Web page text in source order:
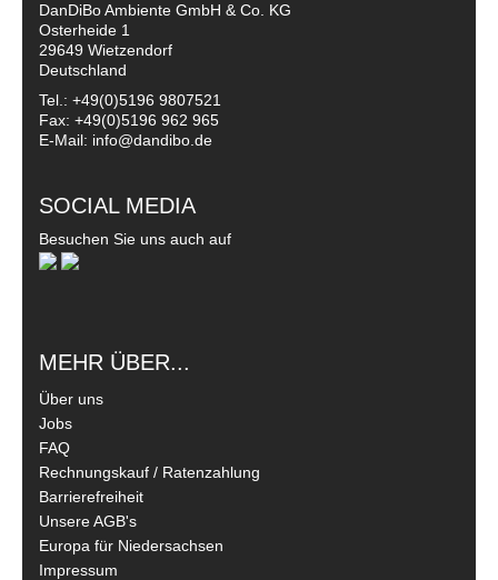
DanDiBo Ambiente GmbH & Co. KG
Osterheide 1
29649 Wietzendorf
Deutschland
Tel.: +49(0)5196 9807521
Fax: +49(0)5196 962 965
E-Mail: info@dandibo.de
SOCIAL MEDIA
Besuchen Sie uns auch auf
MEHR ÜBER...
Über uns
Jobs
FAQ
Rechnungskauf / Ratenzahlung
Barrierefreiheit
Unsere AGB's
Europa für Niedersachsen
Impressum